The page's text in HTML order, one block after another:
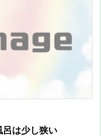
呂は少し狭い